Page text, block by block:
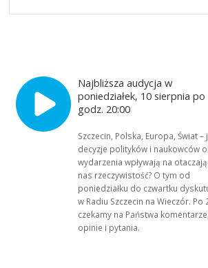
Najbliższa audycja w
poniedziałek, 10 sierpnia po
godz. 20:00
Szczecin, Polska, Europa, Świat –
decyzje polityków i naukowców
wydarzenia wpływają na
nas rzeczywistość? O tym od
poniedziałku do czwartku
w Radiu Szczecin na Wieczór. Po
czekamy na Państwa komentarze,
opinie i pytania.